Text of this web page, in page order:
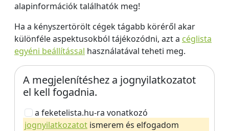
alapinformációk találhatók meg!
Ha a kényszertörölt cégek tágabb köréről akar
különféle aspektusokból tájékozódni, azt a céglista
egyéni beállítással használatával teheti meg.
A megjelenítéshez a jognyilatkozatot
el kell fogadnia.
a feketelista.hu-ra vonatkozó
jognyilatkozatot ismerem és elfogadom